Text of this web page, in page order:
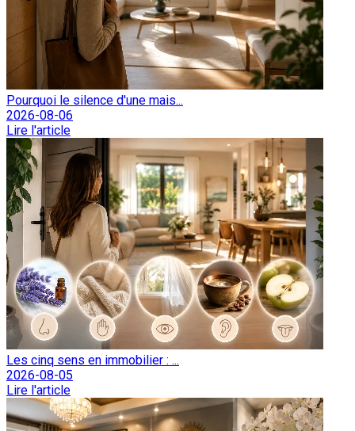
Pourquoi le silence d'une mais...
2026-08-06
Lire l'article
Les cinq sens en immobilier : ...
2026-08-05
Lire l'article